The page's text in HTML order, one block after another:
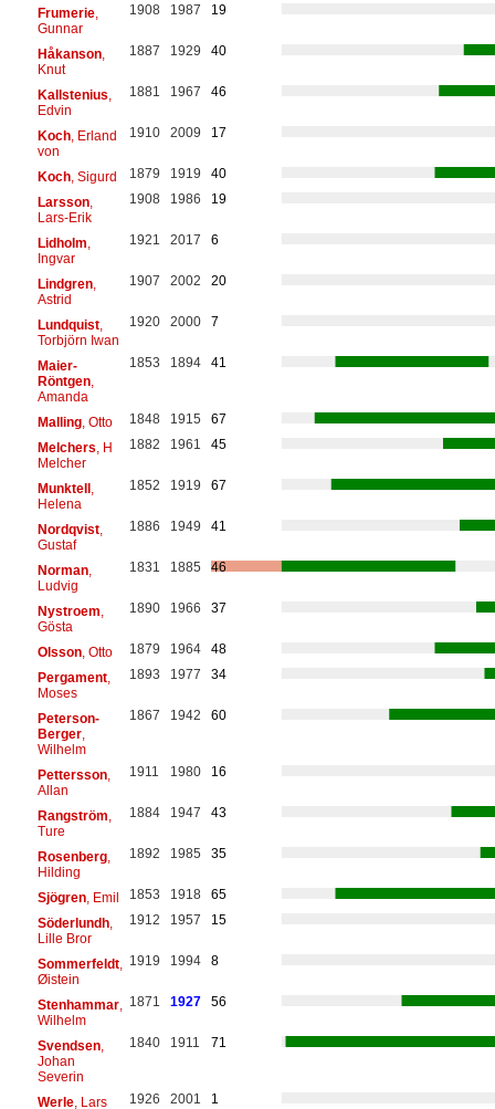
Frumerie,
Gunnar
1908 1987 19
Håkanson,
Knut
1887 1929 40
Kallstenius
Edvin
1881 1967 46
Koch, Erland
von
1910 2009 17
Koch, Sigurd 1879 1919
40
Larsson,
Lars-Erik
1908 1986 19
Lidholm
Ingvar
1921 2017 6
Lindgren,
Astrid
1907 2002 20
Lundquist,
Torbjörn Iwan
1920 2000 7
Maier-
Röntgen,
Amanda
1853 1894 41
Malling, Otto 1848 1915
67
Melchers , H
Melcher
1882 1961 45
Munktell,
Helena
1852 1919 67
Nordqvist,
Gustaf
1886 1949 41
Norman,
Ludvig
1831 1885 46
Nystroem
Gösta
1890 1966 37
Olsson, Otto 1879 1964
48
Pergament,
Moses
1893 1977 34
Peterson-
Berger,
Wilhelm
1867 1942 60
Pettersson,
Allan
1911 1980 16
Rangström
Ture
1884 1947 43
Rosenberg,
Hilding
1892 1985 35
Sjögren, Emil 1853 1918
65
Söderlundh,
Lille Bror
1912 1957 15
Sommerfeldt,
Øistein
1919 1994 8
Stenhammar,
Wilhelm
1871 1927 56
Svendsen,
Johan
Severin
1840 1911 71
Werle, Lars 1926 2001 1